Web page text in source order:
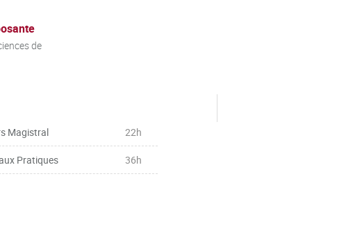
de
Magistral 22h
Pratiques 36h